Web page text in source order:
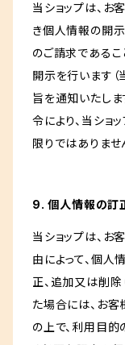
当ショップは、
き個人情報の開
のご請求であるこ
開示を行います
旨を通知いたしま
令により、当ショ
限りではありませ
9. 個人情報の訂
当ショップは、お
由によって、個
正、追加又は削除
た場合には、お
の上で、利用目